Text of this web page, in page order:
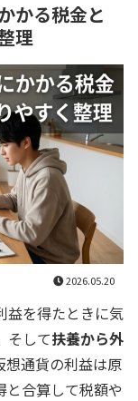
かる税金と
理
2026.05.20
益を得たときに気
そして扶養から外
想通貨の利益は原
と合算して税額や